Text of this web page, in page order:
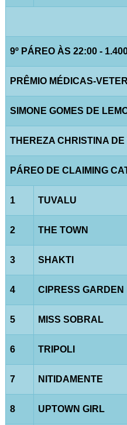
9º PÁREO ÀS 22:00 -
PRÊMIO MÉDICAS-
SIMONE GOMES DE
THEREZA CHRISTINA
PÁREO DE CLAIMING
1 TUVALU
2 THE TOWN
3 SHAKTI
4 CIPRESS GARDEN
5 MISS SOBRAL
6 TRIPOLI
7 NITIDAMENTE
8 UPTOWN GIRL